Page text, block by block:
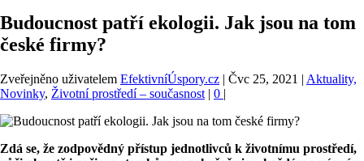
Budoucnost patří ekologii. Jak jsou na tom
české firmy?
Zveřejněno uživatelem EfektivníÚspory.cz | Čvc 25, 2021 | Aktuality,
Novinky, Životní prostředí – současnost | 0 |
Zdá se, že zodpovědný přístup jednotlivců k životnímu prostředí,